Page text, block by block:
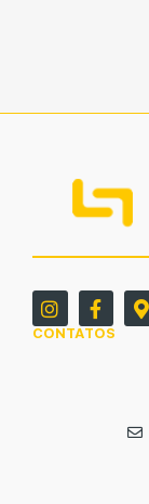
CONTATOS